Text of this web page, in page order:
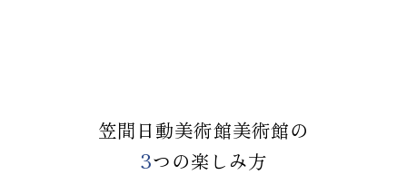
笠間日動美術館美術館の
3つの楽しみ方